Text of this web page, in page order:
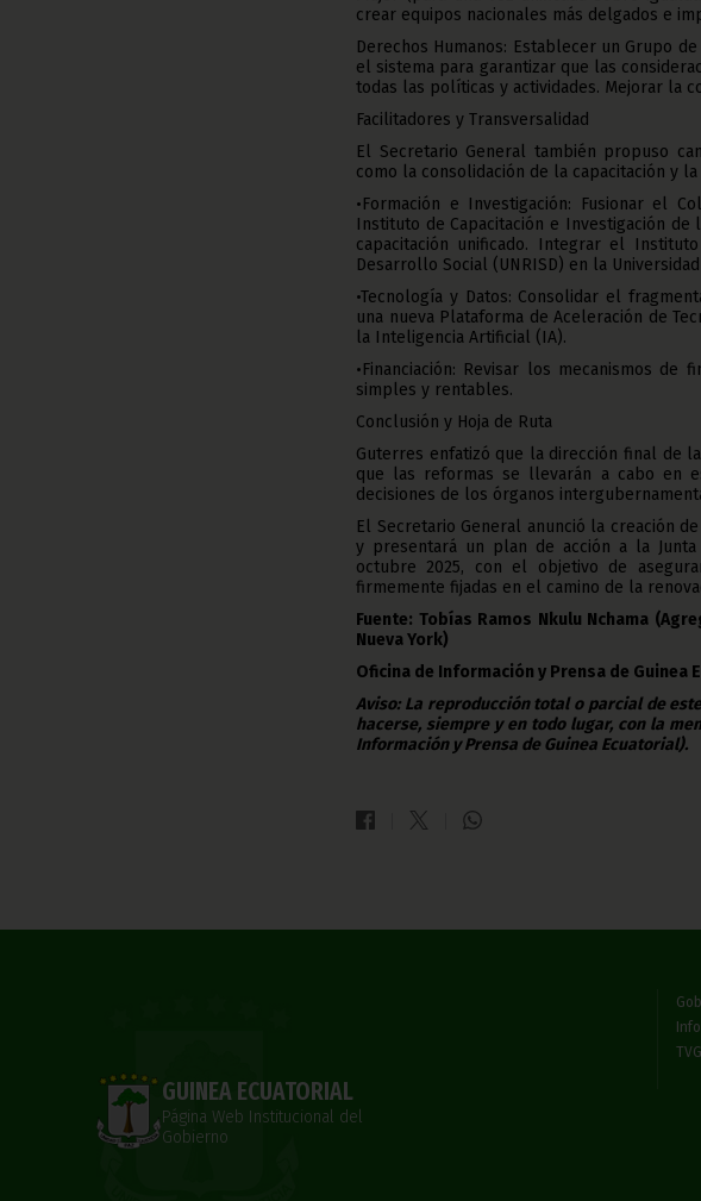
crear equipos nacionales más delgados e
Derechos Humanos: Establecer un Grupo
el sistema para garantizar que las
todas las políticas y actividades. Mejorar la
Facilitadores y Transversalidad
El Secretario General también propuso
como la consolidación de la capacitación y la
•Formación e Investigación: Fusionar el
Instituto de Capacitación e Investigación de
capacitación unificado. Integrar el
Desarrollo Social (UNRISD) en la
•Tecnología y Datos: Consolidar el
una nueva Plataforma de Aceleración de
la Inteligencia Artificial (IA).
•Financiación: Revisar los mecanismos de
simples y rentables.
Conclusión y Hoja de Ruta
Guterres enfatizó que la dirección final de
que las reformas se llevarán a cabo en
decisiones de los órganos
El Secretario General anunció la creación
y presentará un plan de acción a la
octubre 2025, con el objetivo de
firmemente fijadas en el camino de la
Fuente: Tobías Ramos Nkulu Nchama
Nueva York)
Oficina de Información y Prensa de Guinea
Aviso: La reproducción total o parcial de
hacerse, siempre y en todo lugar, con la
Información y Prensa de Guinea Ecuatorial).
GUINEA ECUATORIAL
Página Web Institucional del
Gobierno